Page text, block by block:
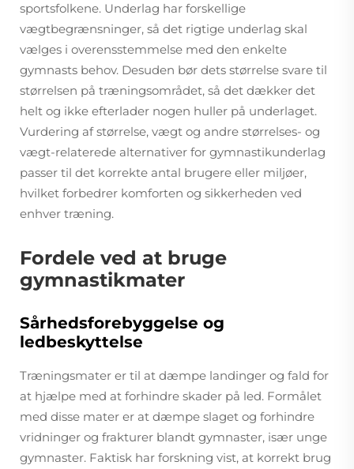
sportsfolkene. Underlag har forskellige
vægtbegrænsninger, så det rigtige underlag skal
vælges i overensstemmelse med den enkelte
gymnasts behov. Desuden bør dets størrelse svare til
størrelsen på træningsområdet, så det dækker det
helt og ikke efterlader nogen huller på underlaget.
Vurdering af størrelse, vægt og andre størrelses- og
vægt-relaterede alternativer for gymnastikunderlag
passer til det korrekte antal brugere eller miljøer,
hvilket forbedrer komforten og sikkerheden ved
enhver træning.
Fordele ved at bruge
gymnastikmater
Sårhedsforebyggelse og
ledbeskyttelse
Træningsmater er til at dæmpe landinger og fald for
at hjælpe med at forhindre skader på led. Formålet
med disse mater er at dæmpe slaget og forhindre
vridninger og frakturer blandt gymnaster, især unge
gymnaster. Faktisk har forskning vist, at korrekt brug